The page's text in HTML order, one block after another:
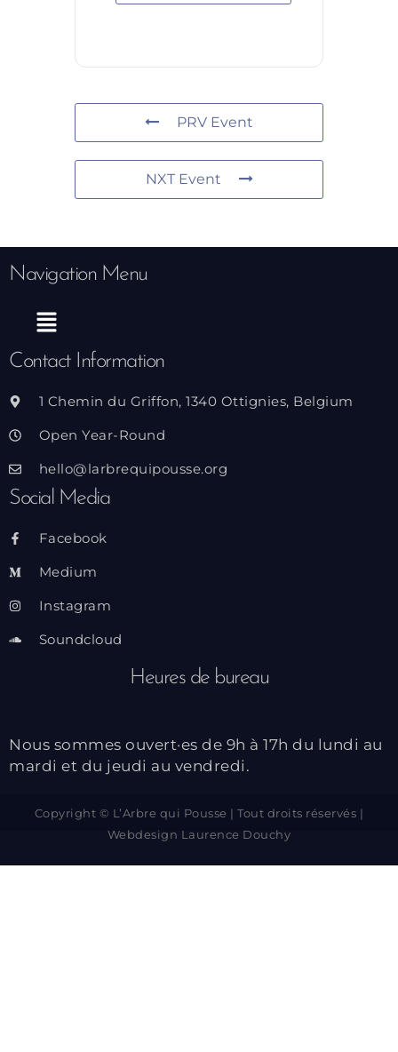
PRV Event
NXT Event
Navigation Menu
Menu
Contact Information
1 Chemin du Griffon, 1340 Ottignies, Belgium
Open Year-Round
hello@larbrequipousse.org
Social Media
Facebook
Medium
Instagram
Soundcloud
Heures de bureau
Nous sommes ouvert·es de 9h à 17h du lundi au
mardi et du jeudi au vendredi.
Copyright © L’Arbre qui Pousse | Tout droits réservés |
Webdesign Laurence Douchy